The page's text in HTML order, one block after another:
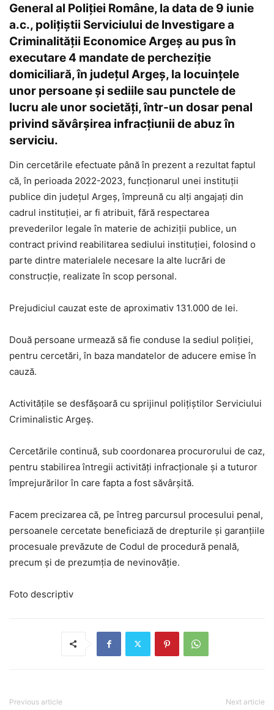
General al Poliției Române, la data de 9 iunie
a.c., polițiștii Serviciului de Investigare a
Criminalității Economice Argeș au pus în
executare 4 mandate de percheziție
domiciliară, în județul Argeș, la locuințele
unor persoane și sediile sau punctele de
lucru ale unor societăți, într-un dosar penal
privind săvârșirea infracțiunii de abuz în
serviciu.
Din cercetările efectuate până în prezent a rezultat faptul
că, în perioada 2022-2023, funcționarul unei instituții
publice din județul Argeș, împreună cu alți angajați din
cadrul instituției, ar fi atribuit, fără respectarea
prevederilor legale în materie de achiziții publice, un
contract privind reabilitarea sediului instituției, folosind o
parte dintre materialele necesare la alte lucrări de
construcție, realizate în scop personal.
Prejudiciul cauzat este de aproximativ 131.000 de lei.
Două persoane urmează să fie conduse la sediul poliției,
pentru cercetări, în baza mandatelor de aducere emise în
cauză.
Activitățile se desfășoară cu sprijinul polițiștilor Serviciului
Criminalistic Argeș.
Cercetările continuă, sub coordonarea procurorului de caz,
pentru stabilirea întregii activități infracționale și a tuturor
împrejurărilor în care fapta a fost săvârșită.
Facem precizarea că, pe întreg parcursul procesului penal,
persoanele cercetate beneficiază de drepturile și garanțiile
procesuale prevăzute de Codul de procedură penală,
precum și de prezumția de nevinovăție.
Foto descriptiv
Previous article Next article